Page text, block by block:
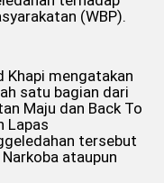
(WBP).
Khapi mengatakan
satu bagian dari
Maju dan Back To
Lapas
tersebut
ataupun